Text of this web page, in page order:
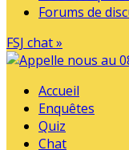
Forums de
FSJ chat »
Accueil
Enquêtes
Quiz
Chat